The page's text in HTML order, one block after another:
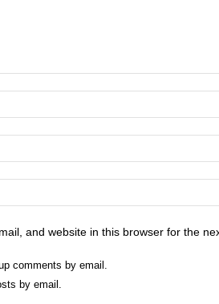
and website in this browser for the
comments by email.
by email.